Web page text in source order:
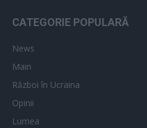
CATEGORIE POPULARĂ
News
Main
Război în Ucraina
Opinii
Lumea